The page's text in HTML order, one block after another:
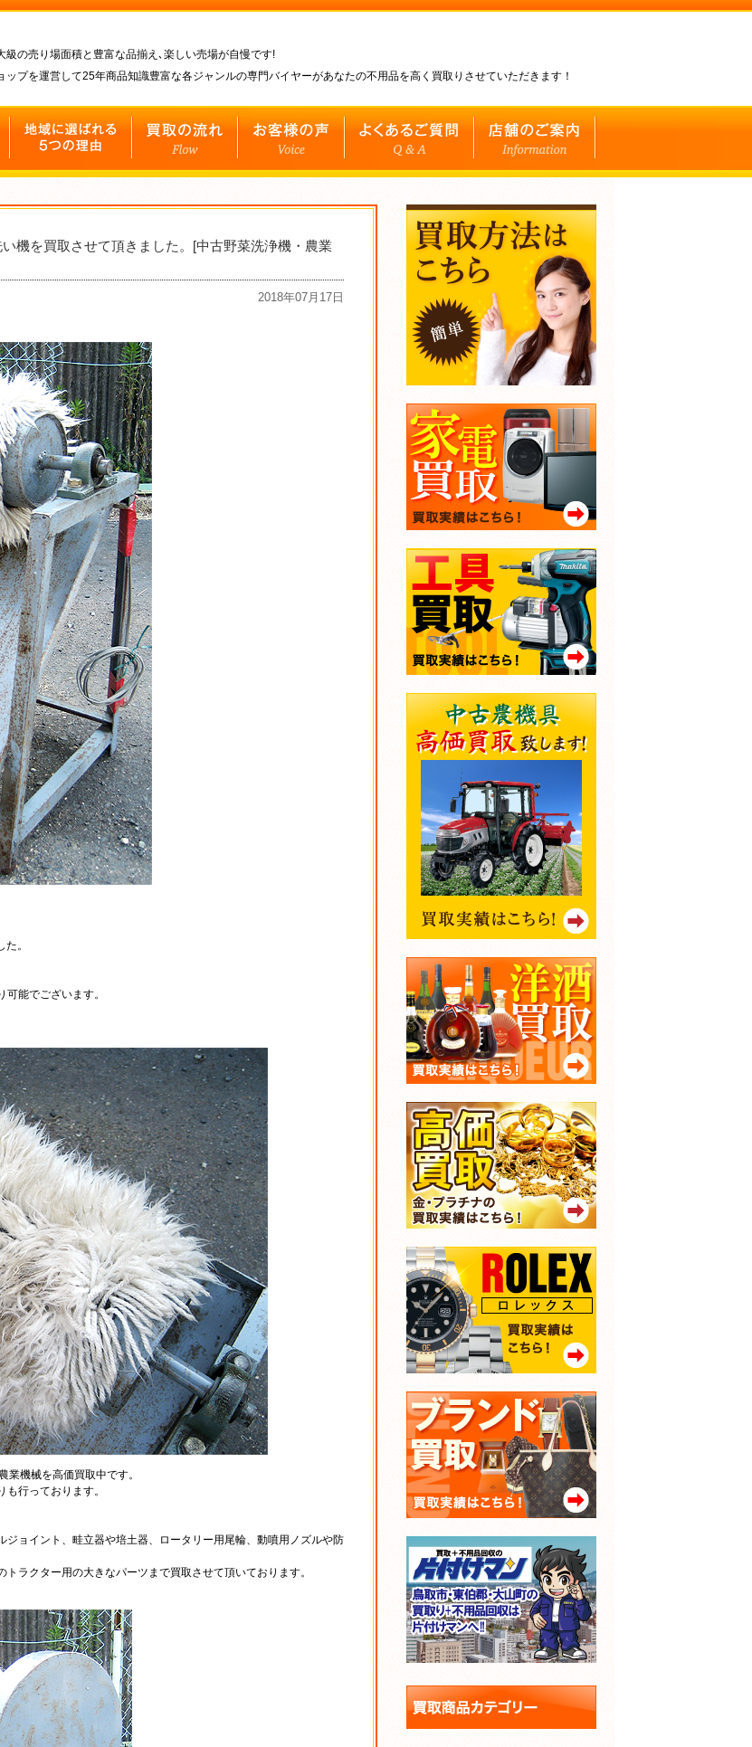
級の売り場面積と豊富な品揃え､楽しい売場が自慢です!
ップを運営して25年商品知識豊富な各ジャンルの専門バイヤーがあなたの不用品を高く買取りさせていただきます！
機を買取させて頂きました。[中古野菜洗浄機・農業
2018年07月17日
。
能でございます。
機械を高価買取中です。
行っております。
ョイント、畦立器や培土器、ロータリー用尾輪、動噴用ノズルや防
ラクター用の大きなパーツまで買取させて頂いております。